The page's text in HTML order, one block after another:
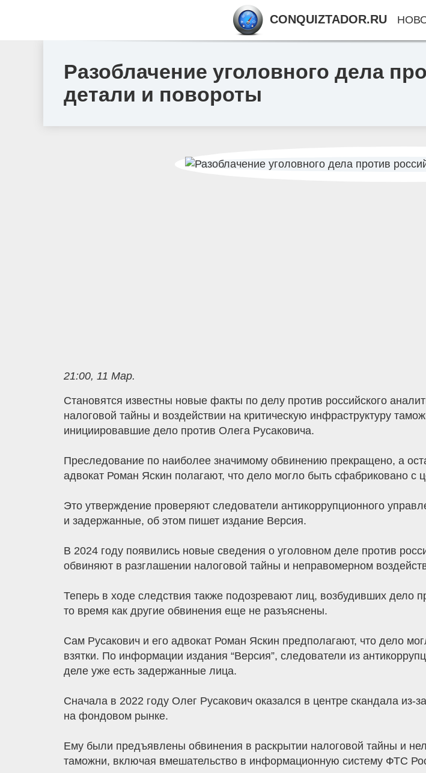
Разоблачение уголовного дела
детали и повороты
21:00, 11 Мар.
Становятся известны новые факты по делу против российского
налоговой тайны и воздействии на критическую инфраструктуру
инициировавшие дело против Олега Русаковича.
Преследование по наиболее значимому обвинению прекращено, а
адвокат Роман Яскин полагают, что дело могло быть сфабриковано с
Это утверждение проверяют следователи антикоррупционного
и задержанные, об этом пишет издание Версия.
В 2024 году появились новые сведения о уголовном деле против
обвиняют в разглашении налоговой тайны и неправомерном
Теперь в ходе следствия также подозревают лиц, возбудивших дело
то время как другие обвинения еще не разъяснены.
Сам Русакович и его адвокат Роман Яскин предполагают, что дело
взятки. По информации издания “Версия”, следователи из
деле уже есть задержанные лица.
Сначала в 2022 году Олег Русакович оказался в центре скандала из-
на фондовом рынке.
Ему были предъявлены обвинения в раскрытии налоговой тайны и
таможни, включая вмешательство в информационную систему ФТС
CONQUIZTADOR.RU